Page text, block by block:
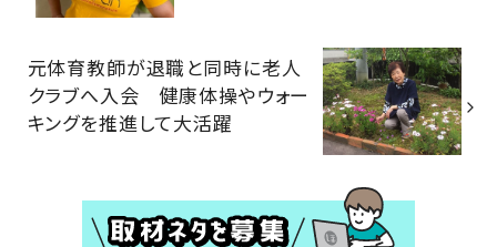
元体育教師が退職と同時に老人
クラブへ入会 健康体操やウォー
キングを推進して大活躍